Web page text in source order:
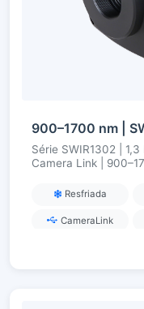
Série SWIR1302 |
Camera Link |
Resfriada
CameraLink